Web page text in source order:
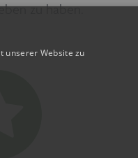
zu haben.
unserer Website zu